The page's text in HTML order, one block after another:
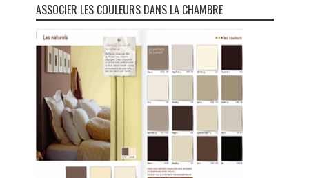
ASSOCIER LES COULEURS DANS LA CHAMBRE